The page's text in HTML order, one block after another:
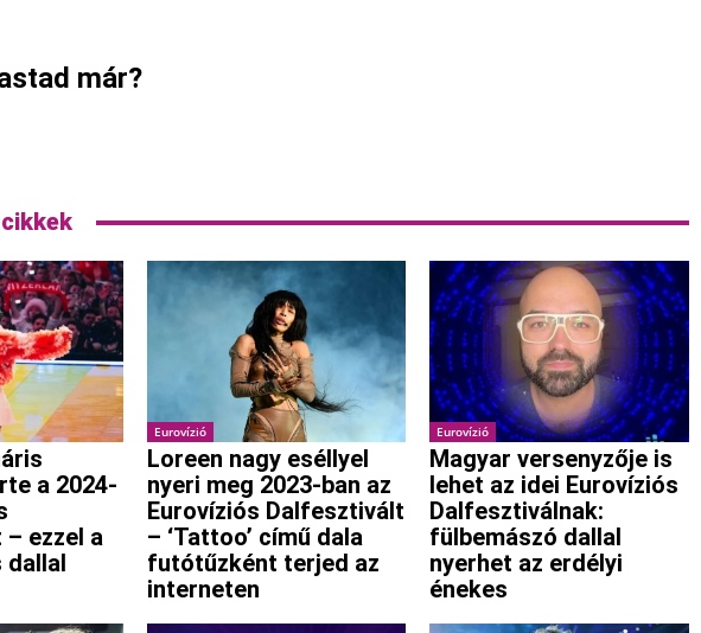
már?
a 2024-
ezzel a
Eurovízió
Loreen nagy eséllyel
nyeri meg 2023-ban az
Eurovíziós Dalfesztivált
– ‘Tattoo’ című dala
futótűzként terjed az
interneten
Eurovízió
Magyar versenyzője is
lehet az idei Eurovíziós
Dalfesztiválnak:
fülbemászó dallal
nyerhet az erdélyi
énekes